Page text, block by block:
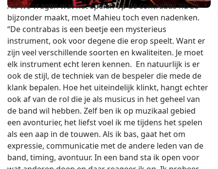
Als we vragen wat het spelen op de contrabas nu zo
bijzonder maakt, moet Mahieu toch even nadenken.
“De contrabas is een beetje een mysterieus
instrument, ook voor degene die erop speelt. Want er
zijn veel verschillende soorten en kwaliteiten. Je moet
elk instrument echt leren kennen. En natuurlijk is er
ook de stijl, de techniek van de bespeler die mede de
klank bepalen. Hoe het uiteindelijk klinkt, hangt echter
ook af van de rol die je als musicus in het geheel van
de band wil hebben. Zelf ben ik op muzikaal gebied
een avonturier, het liefst voel ik me tijdens het spelen
als een aap in de touwen. Als ik bas, gaat het om
expressie, communicatie met de andere leden van de
band, timing, avontuur. In een band sta ik open voor